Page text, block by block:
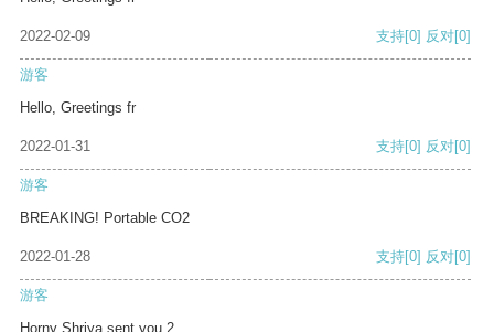
2022-02-09 支持[0] 反对[0]
游客
Hello, Greetings fr
2022-01-31 支持[0] 反对[0]
游客
BREAKING! Portable CO2
2022-01-28 支持[0] 反对[0]
游客
Horny Shriya sent you 2